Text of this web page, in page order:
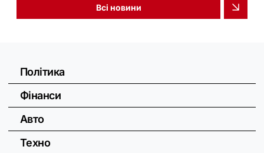
Всі новини
Політика
Фінанси
Авто
Техно